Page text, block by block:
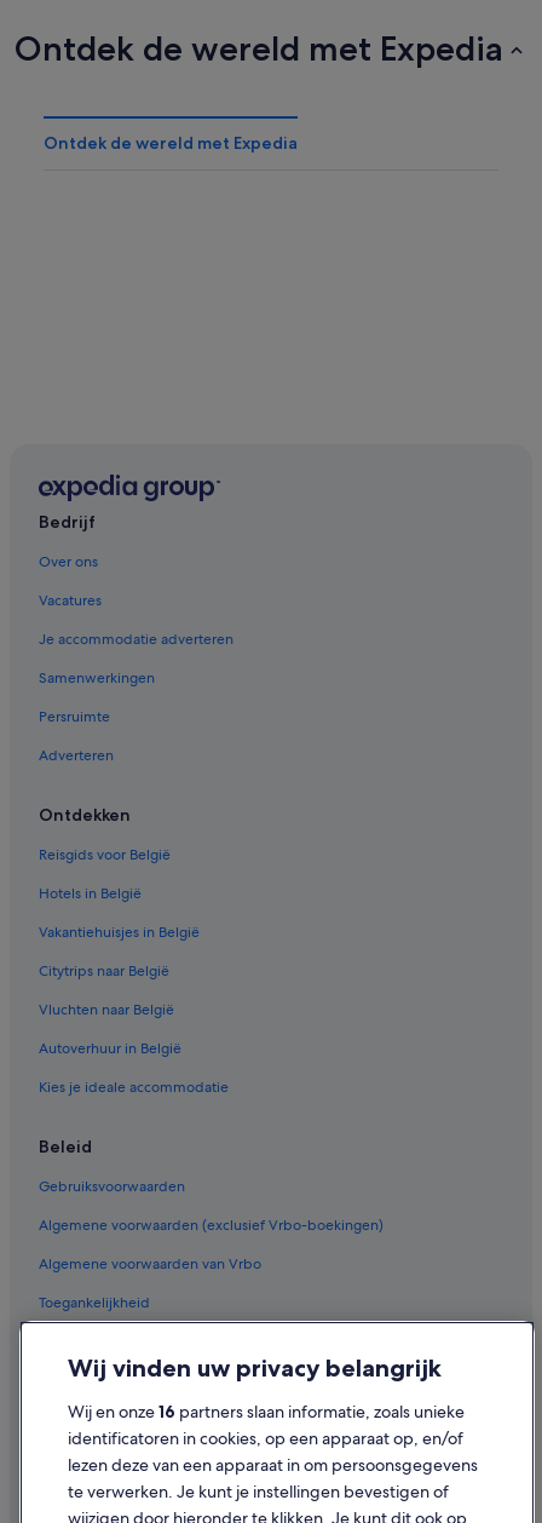
Ontdek de wereld met Expedia
Ontdek de wereld met Expedia
Bedrijf
Over ons
Vacatures
Je accommodatie adverteren
Samenwerkingen
Persruimte
Adverteren
Ontdekken
Reisgids voor België
Hotels in België
Vakantiehuisjes in België
Citytrips naar België
Vluchten naar België
Autoverhuur in België
Kies je ideale accommodatie
Beleid
Gebruiksvoorwaarden
Algemene voorwaarden (exclusief Vrbo-boekingen)
Algemene voorwaarden van Vrbo
Toegankelijkheid
Cookies
Juridische informatie/Contact
Inhoudsrichtlijnen en inhoud rapporteren
Hulp
Wij vinden uw privacy belangrijk
Wij en onze16 partners slaan informatie, zoals unieke
identificatoren in cookies, op een apparaat op, en/of
lezen deze van een apparaat in om persoonsgegevens
te verwerken. Je kunt je instellingen bevestigen of
wijzigen door hieronder te klikken. Je kunt dit ook op